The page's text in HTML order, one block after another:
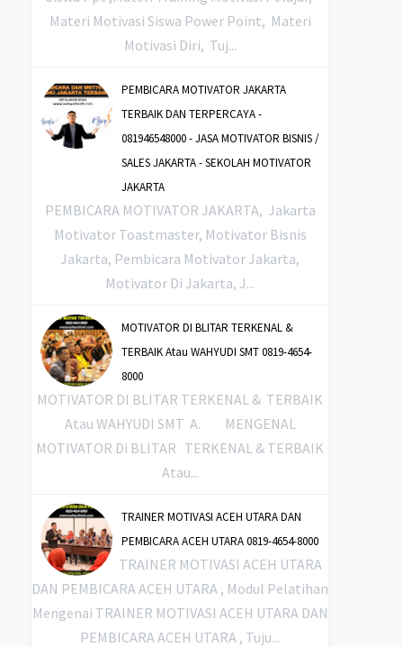
Materi Motivasi Siswa Power Point, Materi
Motivasi Diri, Tuj...
PEMBICARA MOTIVATOR JAKARTA
TERBAIK DAN TERPERCAYA -
081946548000 - JASA MOTIVATOR BISNIS /
SALES JAKARTA - SEKOLAH MOTIVATOR
JAKARTA
PEMBICARA MOTIVATOR JAKARTA, Jakarta
Motivator Toastmaster, Motivator Bisnis
Jakarta, Pembicara Motivator Jakarta,
Motivator Di Jakarta, J...
MOTIVATOR DI BLITAR TERKENAL &
TERBAIK Atau WAHYUDI SMT 0819-4654-
8000
MOTIVATOR DI BLITAR TERKENAL & TERBAIK
Atau WAHYUDI SMT A. MENGENAL
MOTIVATOR Di BLITAR TERKENAL & TERBAIK
Atau...
TRAINER MOTIVASI ACEH UTARA DAN
PEMBICARA ACEH UTARA 0819-4654-8000
TRAINER MOTIVASI ACEH UTARA
DAN PEMBICARA ACEH UTARA , Modul Pelatihan
Mengenai TRAINER MOTIVASI ACEH UTARA DAN
PEMBICARA ACEH UTARA , Tuju...